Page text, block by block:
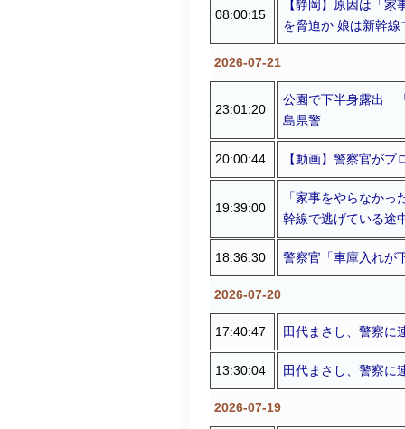
08:00:15
【静岡】原因は「
を脅迫か 娘は新幹
2026-07-21
23:01:20
公園で下半身露出
島県警
20:00:44 【動画】警察官が
19:39:00
「家事をやらなか
幹線で逃げている途
18:36:30 警察官「車庫入れが
2026-07-20
17:40:47 田代まさし、警察に
13:30:04 田代まさし、警察に
2026-07-19